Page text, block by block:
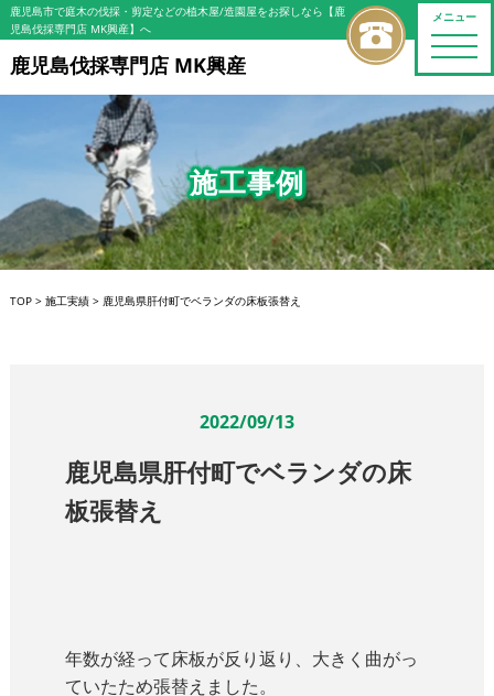
メニュー
toggle
鹿児島市で庭木の伐採・剪定などの植木屋/造園屋をお探しなら【鹿
児島伐採専門店 MK興産】へ
鹿児島伐採専門店 MK興産
施工事例
TOP> 施工実績> 鹿児島県肝付町でベランダの床板張替え
2022/09/13
鹿児島県肝付町でベランダの床
板張替え
年数が経って床板が反り返り、大きく曲がっ
ていたため張替えました。